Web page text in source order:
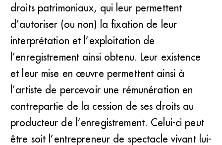
droits patrimoniaux, qui leur permettent
d’autoriser (ou non) la fixation de leur
interprétation et l’exploitation de
l’enregistrement ainsi obtenu. Leur existence
et leur mise en œuvre permettent ainsi à
l’artiste de percevoir une rémunération en
contrepartie de la cession de ses droits au
producteur de l’enregistrement. Celui-ci peut
être soit l’entrepreneur de spectacle vivant lui-